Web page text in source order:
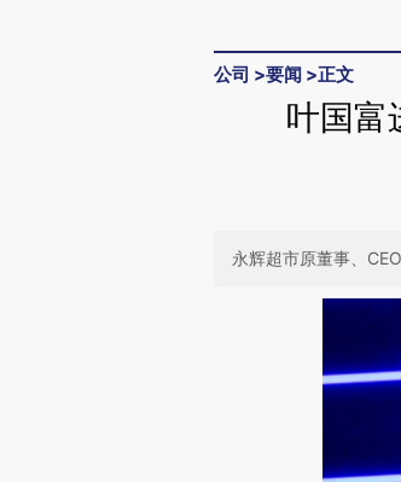
公司 >要闻 >正文
叶国富
永辉超市原董事、